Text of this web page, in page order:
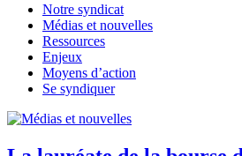
Notre syndicat
Médias et nouvelles
Ressources
Enjeux
Moyens d’action
Se syndiquer